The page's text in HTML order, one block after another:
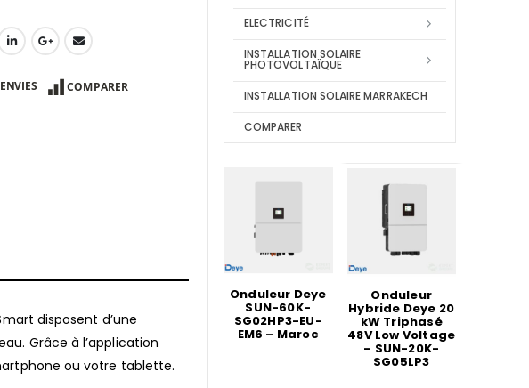
COMPARER
disposent d’une
Grâce à l’application
ou votre tablette.
ELECTRICITÉ
INSTALLATION SOLAIRE
PHOTOVOLTAÏQUE
INSTALLATION SOLAIRE MARRAKECH
COMPARER
Onduleur Deye
SUN-60K-
SG02HP3-EU-
EM6 – Maroc
Onduleur
Hybride Deye 20
kW Triphasé
48V Low Voltage
– SUN-20K-
SG05LP3